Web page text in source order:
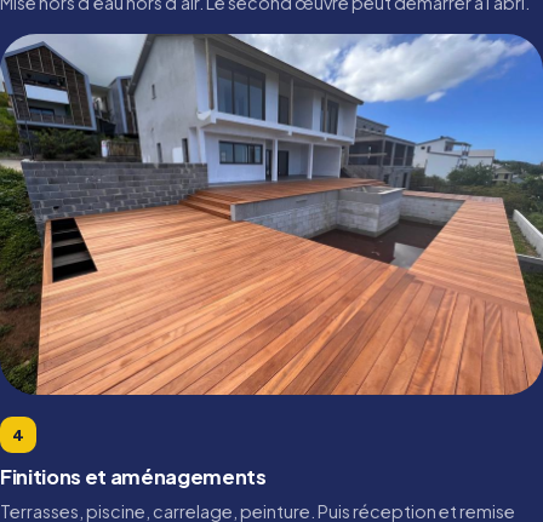
4
Finitions et aménagements
Terrasses, piscine, carrelage, peinture. Puis réception et remise